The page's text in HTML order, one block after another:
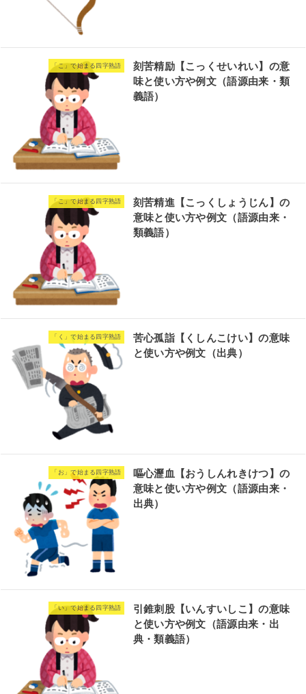
「こ」で始まる四字熟語
刻苦精励【こっくせいれい】の意
味と使い方や例文（語源由来・類
義語）
「こ」で始まる四字熟語
刻苦精進【こっくしょうじん】の
意味と使い方や例文（語源由来・
類義語）
「く」で始まる四字熟語
苦心孤詣【くしんこけい】の意味
と使い方や例文（出典）
「お」で始まる四字熟語
嘔心瀝血【おうしんれきけつ】の
意味と使い方や例文（語源由来・
出典）
「い」で始まる四字熟語
引錐刺股【いんすいしこ】の意味
と使い方や例文（語源由来・出
典・類義語）